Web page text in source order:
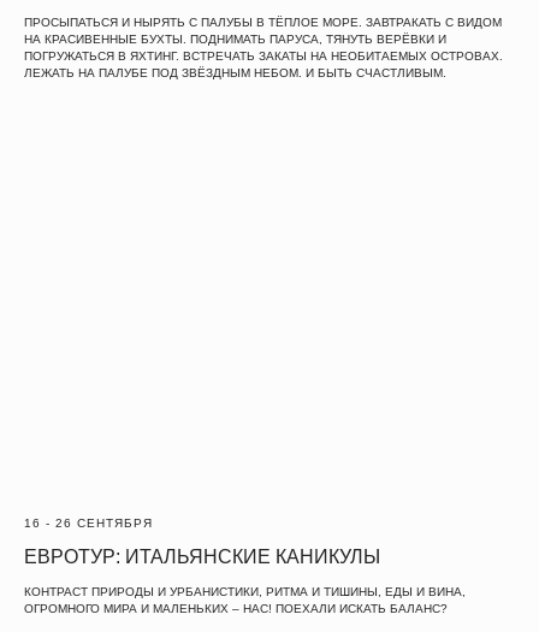
ПРОСЫПАТЬСЯ И НЫРЯТЬ С ПАЛУБЫ В ТЁПЛОЕ МОРЕ. ЗАВТРАКАТЬ С ВИДОМ
НА КРАСИВЕННЫЕ БУХТЫ. ПОДНИМАТЬ ПАРУСА, ТЯНУТЬ ВЕРЁВКИ И
ПОГРУЖАТЬСЯ В ЯХТИНГ. ВСТРЕЧАТЬ ЗАКАТЫ НА НЕОБИТАЕМЫХ ОСТРОВАХ.
ЛЕЖАТЬ НА ПАЛУБЕ ПОД ЗВЁЗДНЫМ НЕБОМ. И БЫТЬ СЧАСТЛИВЫМ.
16 - 26 СЕНТЯБРЯ
ЕВРОТУР: ИТАЛЬЯНСКИЕ КАНИКУЛЫ
КОНТРАСТ ПРИРОДЫ И УРБАНИСТИКИ, РИТМА И ТИШИНЫ, ЕДЫ И ВИНА,
ОГРОМНОГО МИРА И МАЛЕНЬКИХ – НАС! ПОЕХАЛИ ИСКАТЬ БАЛАНС?
INFO@TRAVEL.CREATE.FEEL.RU
C F